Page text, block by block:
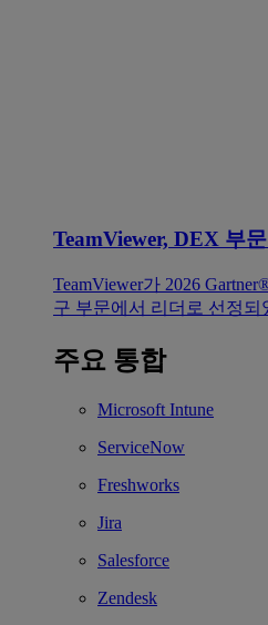
TeamViewer, DEX 부
TeamViewer가 2026
구 부문에서 리더로 선정되
주요 통합
Microsoft Intune
ServiceNow
Freshworks
Jira
Salesforce
Zendesk